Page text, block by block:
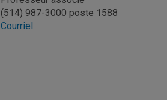
(514) 987-3000 poste 1588
Courriel